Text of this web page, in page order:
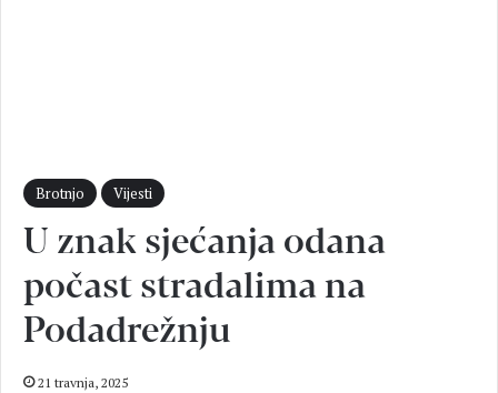
Brotnjo Vijesti
U znak sjećanja odana
počast stradalima na
Podadrežnju
21 travnja, 2025